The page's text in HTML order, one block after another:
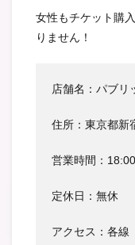
女性もチケット購
りません！
店舗名：パブリ
住所：東京都新
営業時間：
定休日：無休
アクセス：各線